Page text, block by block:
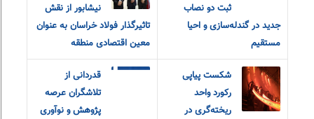
ثبت دو نصاب
جدید در گندله‌سازی و احیا
مستقیم
نیشابور از نقش
تاثیرگذار فولاد خراسان به عنوان
معین اقتصادی منطقه
شکست پیاپی
رکورد واحد
ریخته‌گری در
قدردانی از
تلاشگران عرصه
پژوهش و نوآوری